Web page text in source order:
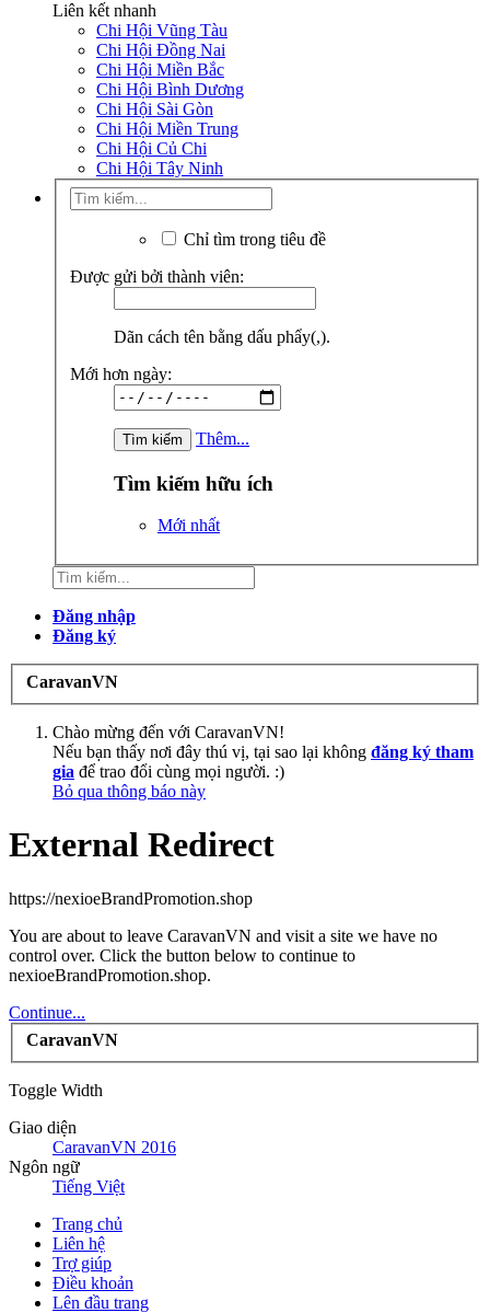
Liên kết nhanh
Chi Hội Vũng Tàu
Chi Hội Đồng Nai
Chi Hội Miền Bắc
Chi Hội Bình Dương
Chi Hội Sài Gòn
Chi Hội Miền Trung
Chi Hội Củ Chi
Chi Hội Tây Ninh
Chỉ tìm trong tiêu đề
Được gửi bởi thành viên:
Dãn cách tên bằng dấu phẩy(,).
Mới hơn ngày:
Thêm...
Tìm kiếm hữu ích
Mới nhất
Đăng nhập
Đăng ký
CaravanVN
Chào mừng đến với CaravanVN!
Nếu bạn thấy nơi đây thú vị, tại sao lại không đăng ký tham
gia để trao đổi cùng mọi người. :)
Bỏ qua thông báo này
External Redirect
https://nexioeBrandPromotion.shop
You are about to leave CaravanVN and visit a site we have no
control over. Click the button below to continue to
nexioeBrandPromotion.shop.
Continue...
CaravanVN
Toggle Width
Giao diện
CaravanVN 2016
Ngôn ngữ
Tiếng Việt
Trang chủ
Liên hệ
Trợ giúp
Điều khoản
Lên đầu trang